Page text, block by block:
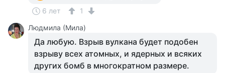
6 лет
1
Людмила (Мила)
Да любую. Взрыв вулкана будет подобен
взрыву всех атомных, и ядерных и всяких
других бомб в многократном размере.